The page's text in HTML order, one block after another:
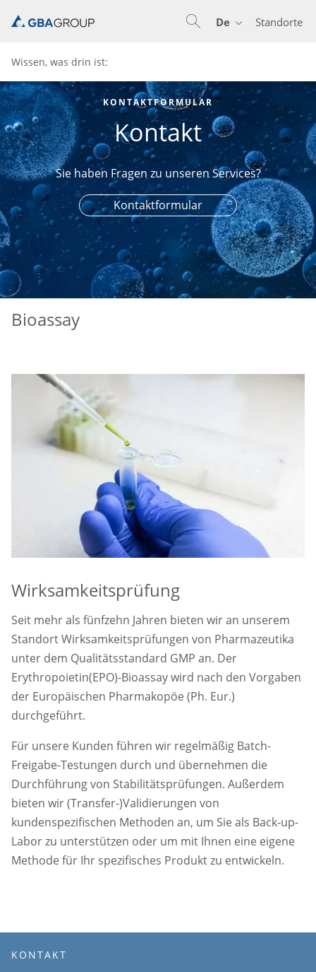
Standorte
De
Wissen, was drin ist:
KONTAKTFORMULAR
Kontakt
Sie haben Fragen zu unseren Services?
Kontaktformular
Bioassay
Wirksamkeitsprüfung
Seit mehr als fünfzehn Jahren bieten wir an unserem
Standort Wirksamkeitsprüfungen von Pharmazeutika
unter dem Qualitätsstandard GMP an. Der
Erythropoietin(EPO)-Bioassay wird nach den Vorgaben
der Europäischen Pharmakopöe (Ph. Eur.)
durchgeführt.
Für unsere Kunden führen wir regelmäßig Batch-
Freigabe-Testungen durch und übernehmen die
Durchführung von Stabilitätsprüfungen. Außerdem
bieten wir (Transfer-)Validierungen von
kundenspezifischen Methoden an, um Sie als Back-up-
Labor zu unterstützen oder um mit Ihnen eine eigene
Methode für Ihr spezifisches Produkt zu entwickeln.
KONTAKT